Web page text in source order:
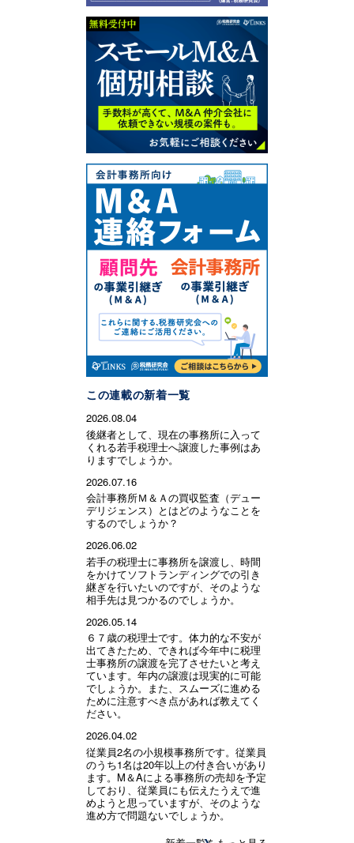
この連載の新着一覧
2026.08.04
後継者として、現在の事務所に入って
くれる若手税理士へ譲渡した事例はあ
りますでしょうか。
2026.07.16
会計事務所Ｍ＆Ａの買収監査（デュー
デリジェンス）とはどのようなことを
するのでしょうか？
2026.06.02
若手の税理士に事務所を譲渡し、時間
をかけてソフトランディングでの引き
継ぎを行いたいのですが、そのような
相手先は見つかるのでしょうか。
2026.05.14
６７歳の税理士です。体力的な不安が
出てきたため、できれば今年中に税理
士事務所の譲渡を完了させたいと考え
ています。年内の譲渡は現実的に可能
でしょうか。また、スムーズに進める
ために注意すべき点があれば教えてく
ださい。
2026.04.02
従業員2名の小規模事務所です。従業員
のうち1名は20年以上の付き合いがあり
ます。M＆Aによる事務所の売却を予定
しており、従業員にも伝えたうえで進
めようと思っていますが、そのような
進め方で問題ないでしょうか。